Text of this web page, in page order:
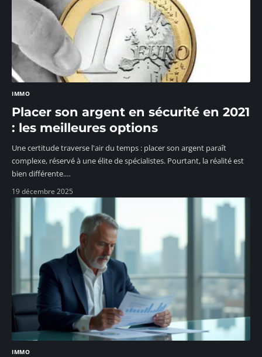
IMMO
Placer son argent en sécurité en 2021
: les meilleures options
Une certitude traverse l'air du temps : placer son argent paraît
complexe, réservé à une élite de spécialistes. Pourtant, la réalité est
bien différente.…
19 décembre 2025
IMMO